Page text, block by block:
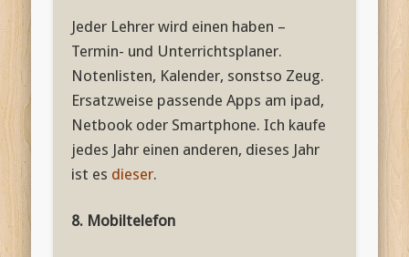
Jeder Lehrer wird einen haben –
Termin- und Unterrichtsplaner.
Notenlisten, Kalender, sonstso Zeug.
Ersatzweise passende Apps am ipad,
Netbook oder Smartphone. Ich kaufe
jedes Jahr einen anderen, dieses Jahr
ist es dieser.
8. Mobiltelefon